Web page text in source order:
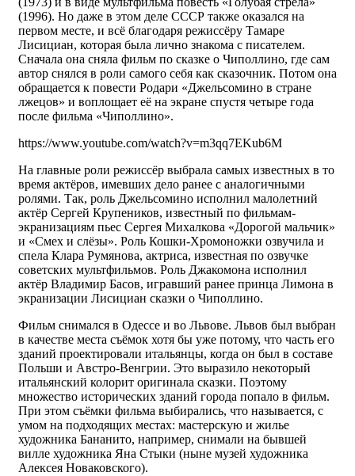
(1996). Но даже в этом деле СССР также оказался на
первом месте, и всё благодаря режиссёру Тамаре
Лисициан, которая была лично знакома с писателем.
Сначала она сняла фильм по сказке о Чиполлино, где сам
автор снялся в роли самого себя как сказочник. Потом она
обращается к повести Родари «Джельсомино в стране
лжецов» и воплощает её на экране спустя четыре года
после фильма «Чиполлино».
https://www.youtube.com/watch?v=m3qq7EKub6M
На главные роли режиссёр выбрала самых известных в то
время актёров, имевших дело ранее с аналогичными
ролями. Так, роль Джельсомино исполнил малолетний
актёр Сергей Крупеников, известный по фильмам-
экранизациям пьес Сергея Михалкова «Дорогой мальчик»
и «Смех и слёзы». Роль Кошки-Хромоножки озвучила и
спела Клара Румянова, актриса, известная по озвучке
советских мультфильмов. Роль Джакомона исполнил
актёр Владимир Басов, игравший ранее принца Лимона в
экранизации Лисициан сказки о Чиполлино.
Фильм снимался в Одессе и во Львове. Львов был выбран
в качестве места съёмок хотя бы уже потому, что часть его
зданий проектировали итальянцы, когда он был в составе
Польши и Австро-Венгрии. Это выразило некоторый
итальянский колорит оригинала сказки. Поэтому
множество исторических зданий города попало в фильм.
При этом съёмки фильма выбирались, что называется, с
умом на подходящих местах: мастерскую и жилье
художника Бананито, например, снимали на бывшей
вилле художника Яна Стыки (ныне музей художника
Алексея Новаковского).